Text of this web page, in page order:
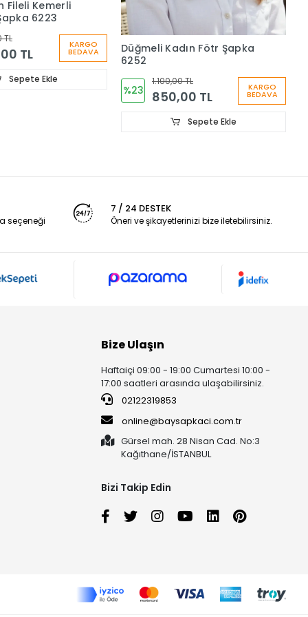
Fileli Kemerli
6223
TL
TL
KARGO
BEDAVA
Sepete Ekle
Düğmeli Kadın Fötr Şapka
6252
%23
1.100,00 TL
850,00 TL
KARGO
BEDAVA
Sepete Ekle
seçeneği
7 / 24 DESTEK
Öneri ve şikayetlerinizi bize iletebilirsiniz.
Bize Ulaşın
Haftaiçi 09:00 - 19:00 Cumartesi 10:00 -
17:00 saatleri arasında ulaşabilirsiniz.
02122319853
online@baysapkaci.com.tr
Gürsel mah. 28 Nisan Cad. No:3
Kağıthane/İSTANBUL
Bizi Takip Edin